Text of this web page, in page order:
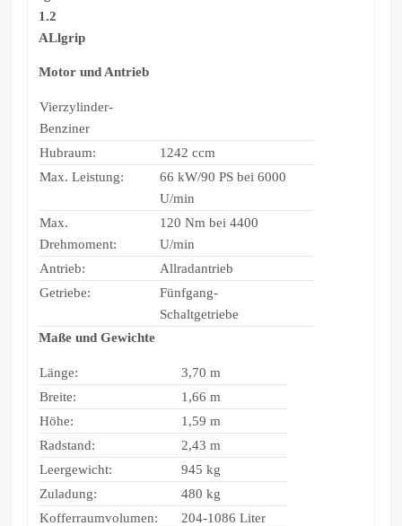
1.2
ALlgrip
Motor und Antrieb
Vierzylinder-
Benziner
Hubraum:
1242 ccm
Max. Leistung:
66 kW/90 PS bei 6000
U/min
Max.
Drehmoment:
120 Nm bei 4400
U/min
Antrieb:
Allradantrieb
Getriebe:
Fünfgang-
Schaltgetriebe
Maße und Gewichte
Länge:
3,70 m
Breite:
1,66 m
Höhe:
1,59 m
Radstand:
2,43 m
Leergewicht:
945 kg
Zuladung:
480 kg
Kofferraumvolumen:
204-1086 Liter